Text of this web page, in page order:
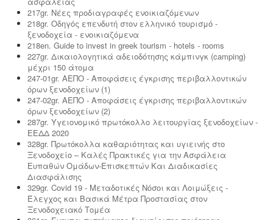
217gr. Νέες προδιαγραφές ενοικιαζόμενων
218gr. Οδηγός επενδυτή στον ελληνικό τουρισμό -
ξενοδοχεία - ενοικιαζόμενα
218en. Guide to invest in greek tourism - hotels - rooms
227gr. Δικαιολογητικά αδειοδότησης κάμπινγκ (camping)
μέχρι 150 άτομα
247-01gr. ΑΕΠΟ - Αποφάσεις έγκρισης περιβαλλοντικών
όρων ξενοδοχείων (1)
247-02gr. ΑΕΠΟ - Αποφάσεις έγκρισης περιβαλλοντικών
όρων ξενοδοχείων (2)
287gr. Υγειονομικό πρωτόκολλο λειτουργίας ξενοδοχείων -
ΕΕΔΔ 2020
328gr. Πρωτόκολλα καθαριότητας και υγιεινής στο
Ξενοδοχείο – Καλές Πρακτικές για την Ασφάλεια
Ευπαθών Ομάδων-Επισκεπτών Και Διαδικασίες
Διασφάλισης
329gr. Covid 19 - Μεταδοτικές Νόσοι και Λοιμώξεις -
Έλεγχος και Βασικά Μέτρα Προστασίας στον
Ξενοδοχειακό Τομέα